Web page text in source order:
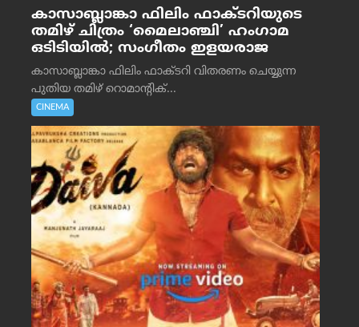
കാസാബ്ലാങ്കാ ഫിലിം ഫാക്ടറിയുടെ
തമിഴ് ചിത്രം ‘മൈലാഞ്ചി’ ഹംഗാമ
ഒടിടിയിൽ; സംഗീതം ഇളയരാജ
കാസാബ്ലാങ്കാ ഫിലിം ഫാക്ടറി വിതരണം ചെയ്യുന്ന
പുതിയ തമിഴ് റൊമാന്റിക്...
CINEMA